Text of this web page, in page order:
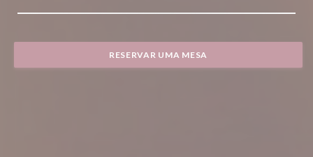
RESERVAR UMA MESA